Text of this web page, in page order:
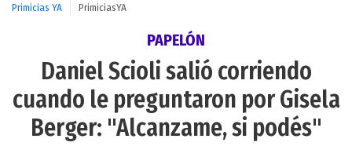
Primicias YA PrimiciasYA
PAPELÓN
Daniel Scioli salió corriendo
cuando le preguntaron por Gisela
Berger: "Alcanzame, si podés"